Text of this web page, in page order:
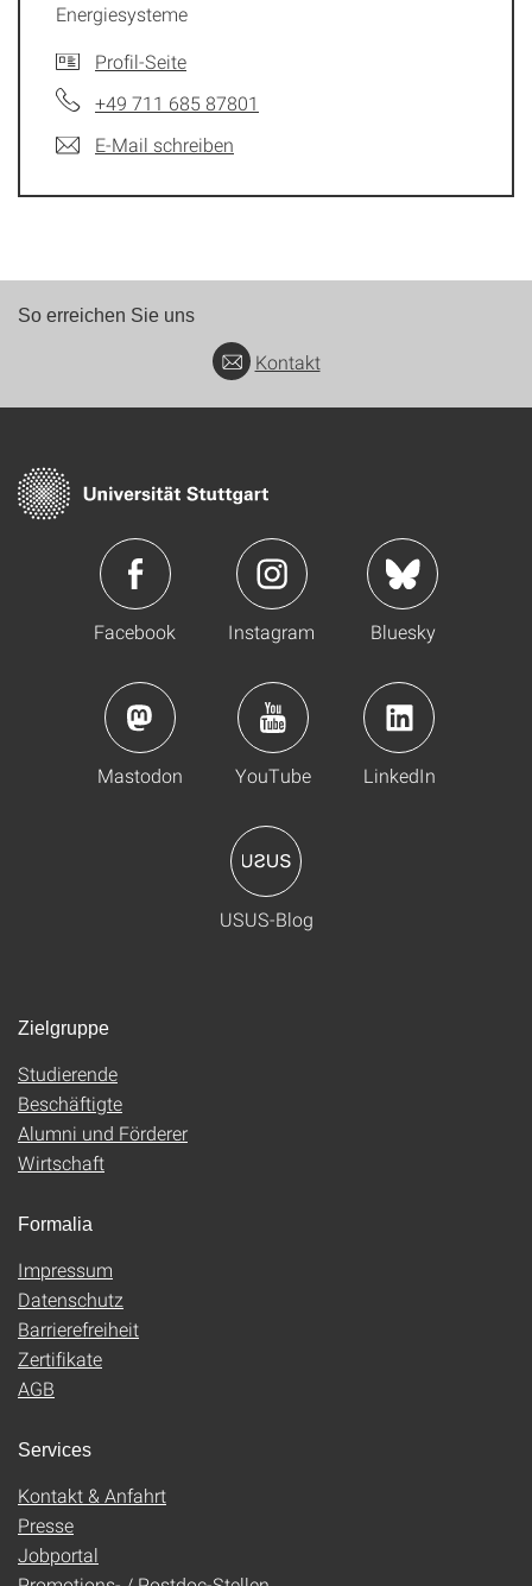
Energiesysteme
Profil-Seite
+49 711 685 87801
E-Mail schreiben
So erreichen Sie uns
Kontakt
Facebook Instagram Bluesky
Mastodon YouTube LinkedIn
USUS-Blog
Zielgruppe
Studierende
Beschäftigte
Alumni und Förderer
Wirtschaft
Formalia
Impressum
Datenschutz
Barrierefreiheit
Zertifikate
AGB
Services
Kontakt & Anfahrt
Presse
Jobportal